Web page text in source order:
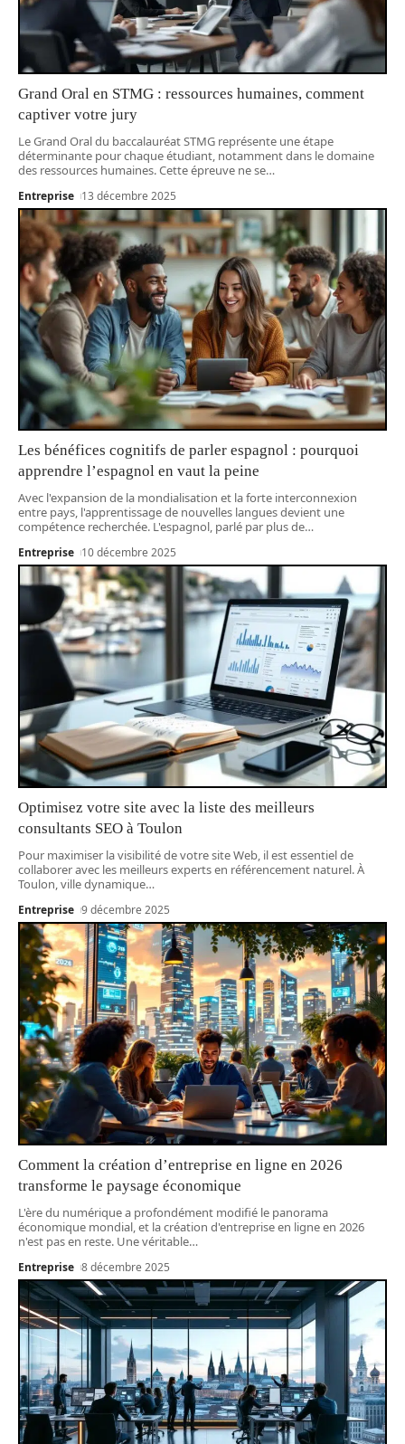
Grand Oral en STMG : ressources humaines, comment
captiver votre jury
Le Grand Oral du baccalauréat STMG représente une étape
déterminante pour chaque étudiant, notamment dans le domaine
des ressources humaines. Cette épreuve ne se…
Entreprise 13 décembre 2025
Les bénéfices cognitifs de parler espagnol : pourquoi
apprendre l’espagnol en vaut la peine
Avec l'expansion de la mondialisation et la forte interconnexion
entre pays, l'apprentissage de nouvelles langues devient une
compétence recherchée. L'espagnol, parlé par plus de…
Entreprise 10 décembre 2025
Optimisez votre site avec la liste des meilleurs
consultants SEO à Toulon
Pour maximiser la visibilité de votre site Web, il est essentiel de
collaborer avec les meilleurs experts en référencement naturel. À
Toulon, ville dynamique…
Entreprise 9 décembre 2025
Comment la création d’entreprise en ligne en 2026
transforme le paysage économique
L'ère du numérique a profondément modifié le panorama
économique mondial, et la création d'entreprise en ligne en 2026
n'est pas en reste. Une véritable…
Entreprise 8 décembre 2025